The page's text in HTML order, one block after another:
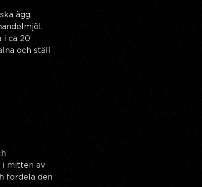
ägg,
i ca 20
och ställ
i mitten av
fördela den